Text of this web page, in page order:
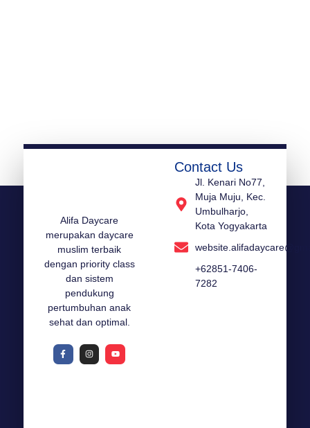
Alifa Daycare
merupakan daycare
muslim terbaik
dengan priority class
dan sistem
pendukung
pertumbuhan anak
sehat dan optimal.
Contact Us
Jl. Kenari No77,
Muja Muju, Kec.
Umbulharjo,
Kota Yogyakarta
+62851-7406-
7282